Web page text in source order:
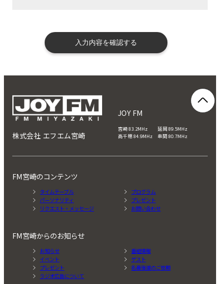
株式会社 エフエム宮崎
JOY FM
宮崎 83.2MHz 延岡 89.5MHz
高千穂 84.9MHz 串間 80.7MHz
FM宮崎のコンテンツ
タイムテーブル
プログラム
パーソナリティ
プレゼント
リクエスト・メッセージ
お問い合わせ
FM宮崎からのお知らせ
お知らせ
番組情報
イベント
ゲスト
プレゼント
名義後援のご依頼
ラジオ広告について